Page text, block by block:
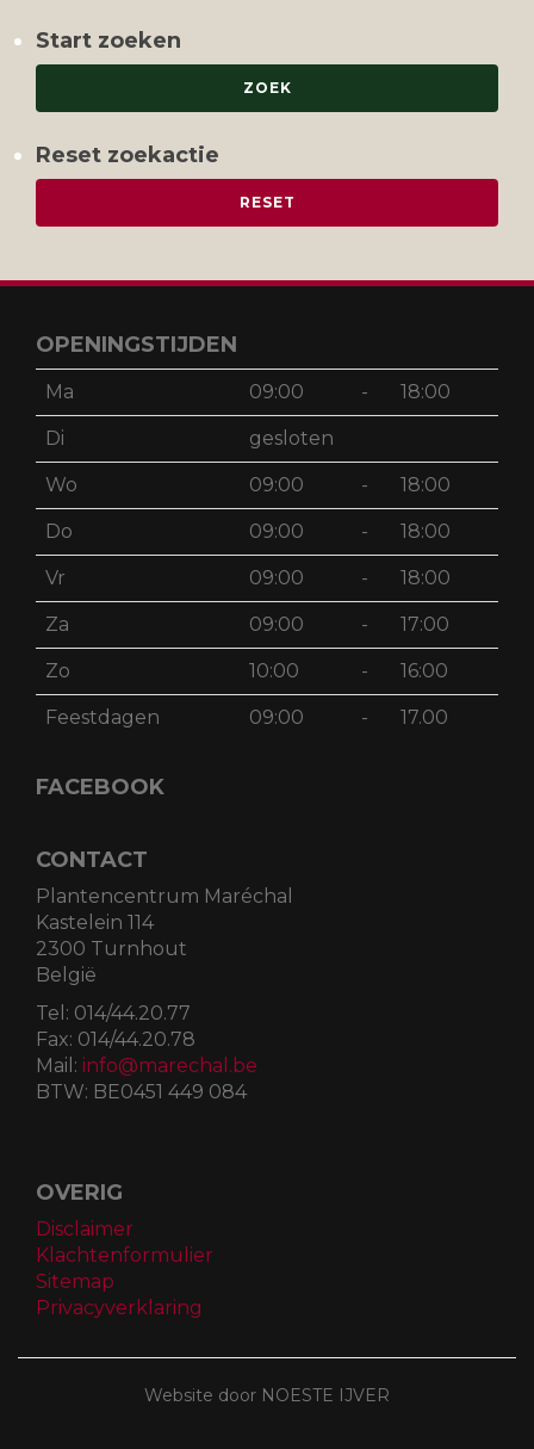
Start zoeken
Reset zoekactie
OPENINGSTIJDEN
Ma 09:00 - 18:00
Di gesloten
Wo 09:00 - 18:00
Do 09:00 - 18:00
Vr 09:00 - 18:00
Za 09:00 - 17:00
Zo 10:00 - 16:00
Feestdagen 09:00 - 17.00
FACEBOOK
CONTACT
Plantencentrum Maréchal
Kastelein 114
2300 Turnhout
België
Tel: 014/44.20.77
Fax: 014/44.20.78
Mail: info@marechal.be
BTW: BE0451 449 084
OVERIG
Disclaimer
Klachtenformulier
Sitemap
Privacyverklaring
Website door NOESTE IJVER